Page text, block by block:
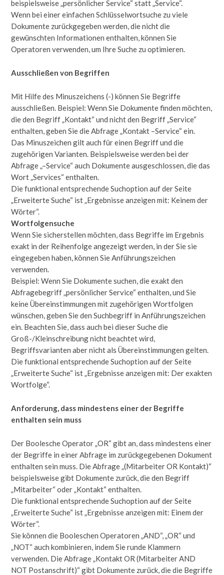
beispielsweise „persönlicher Service“ statt „Service“.
Wenn bei einer einfachen Schlüsselwortsuche zu viele
Dokumente zurückgegeben werden, die nicht die
gewünschten Informationen enthalten, können Sie
Operatoren verwenden, um Ihre Suche zu optimieren.
Ausschließen von Begriffen
Mit Hilfe des Minuszeichens (-) können Sie Begriffe
ausschließen. Beispiel: Wenn Sie Dokumente finden möchten,
die den Begriff „Kontakt“ und nicht den Begriff „Service“
enthalten, geben Sie die Abfrage „Kontakt –Service“ ein.
Das Minuszeichen gilt auch für einen Begriff und die
zugehörigen Varianten. Beispielsweise werden bei der
Abfrage „–Service“ auch Dokumente ausgeschlossen, die das
Wort „Services“ enthalten.
Die funktional entsprechende Suchoption auf der Seite
„Erweiterte Suche“ ist „Ergebnisse anzeigen mit: Keinem der
Wörter“.
Wortfolgensuche
Wenn Sie sicherstellen möchten, dass Begriffe im Ergebnis
exakt in der Reihenfolge angezeigt werden, in der Sie sie
eingegeben haben, können Sie Anführungszeichen
verwenden.
Beispiel: Wenn Sie Dokumente suchen, die exakt den
Abfragebegriff „persönlicher Service“ enthalten, und Sie
keine Übereinstimmungen mit zugehörigen Wortfolgen
wünschen, geben Sie den Suchbegriff in Anführungszeichen
ein. Beachten Sie, dass auch bei dieser Suche die
Groß-/Kleinschreibung nicht beachtet wird,
Begriffsvarianten aber nicht als Übereinstimmungen gelten.
Die funktional entsprechende Suchoption auf der Seite
„Erweiterte Suche“ ist „Ergebnisse anzeigen mit: Der exakten
Wortfolge“.
Anforderung, dass mindestens einer der Begriffe
enthalten sein muss
Der Boolesche Operator „OR“ gibt an, dass mindestens einer
der Begriffe in einer Abfrage im zurückgegebenen Dokument
enthalten sein muss. Die Abfrage „(Mitarbeiter OR Kontakt)“
beispielsweise gibt Dokumente zurück, die den Begriff
„Mitarbeiter“ oder „Kontakt“ enthalten.
Die funktional entsprechende Suchoption auf der Seite
„Erweiterte Suche“ ist „Ergebnisse anzeigen mit: Einem der
Wörter“.
Sie können die Booleschen Operatoren „AND“, „OR“ und
„NOT“ auch kombinieren, indem Sie runde Klammern
verwenden. Die Abfrage „Kontakt OR (Mitarbeiter AND
NOT Postanschrift)“ gibt Dokumente zurück, die die Begriffe